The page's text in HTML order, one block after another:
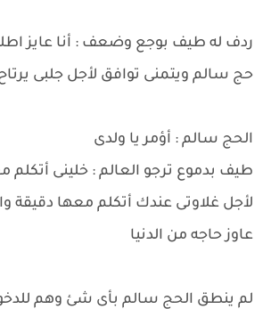
ردف له طيف بوجع وضعف : أنا عايز
حج سالم ويتمنى توافق لأجل جلبى
الحج سالم : أؤمر يا ولدى
طيف بدموع ترجو العالم : خلينى
لأجل غلاوتى عندك أتكلم معها
عاوز حاجه من الدنيا
لم ينطق الحج سالم بأى شئ وهم